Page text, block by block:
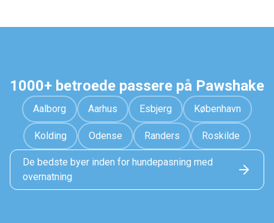
1000+ betroede passere på Pawshake
Aalborg Aarhus Esbjerg København
Kolding Odense Randers Roskilde
De bedste byer inden for hundepasning med
overnatning